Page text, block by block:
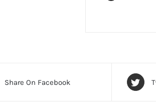
Share On Facebook